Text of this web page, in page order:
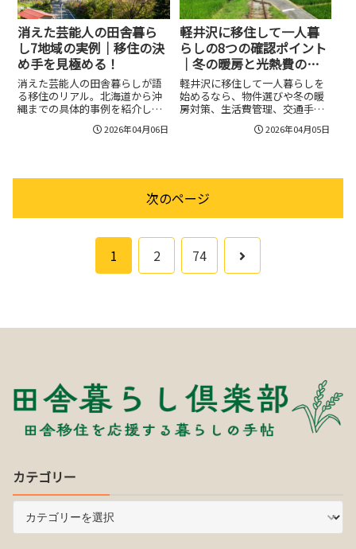
例も収録。
消えた芸能人の田舎暮ら
し7地域の実例｜移住の決
め手を見極める！
消えた芸能人の田舎暮らしが語
る移住のリアル。北海道から沖
縄までの具体的事例を紹介し、
ク、収入源、医療・買い物環
居選びのコツ、自治体の補助金
や住民票・税金の手続きも具体
的にまとめ、成功する移住判断
2026年04月06日
軽井沢に移住して一人暮
らしの8つの確認ポイント
｜冬の暖房と光熱費の不
安を一気に解消！
軽井沢に移住して一人暮らしを
始めるなら、物件選びや冬の暖
房対策、生活費管理、交通手
ックリストと実践的なロードマ
案内し移住後の不安を減らしま
の物件タイプも紹介。
2026年04月05日
次のページ
1 2 74
次
カテゴリー